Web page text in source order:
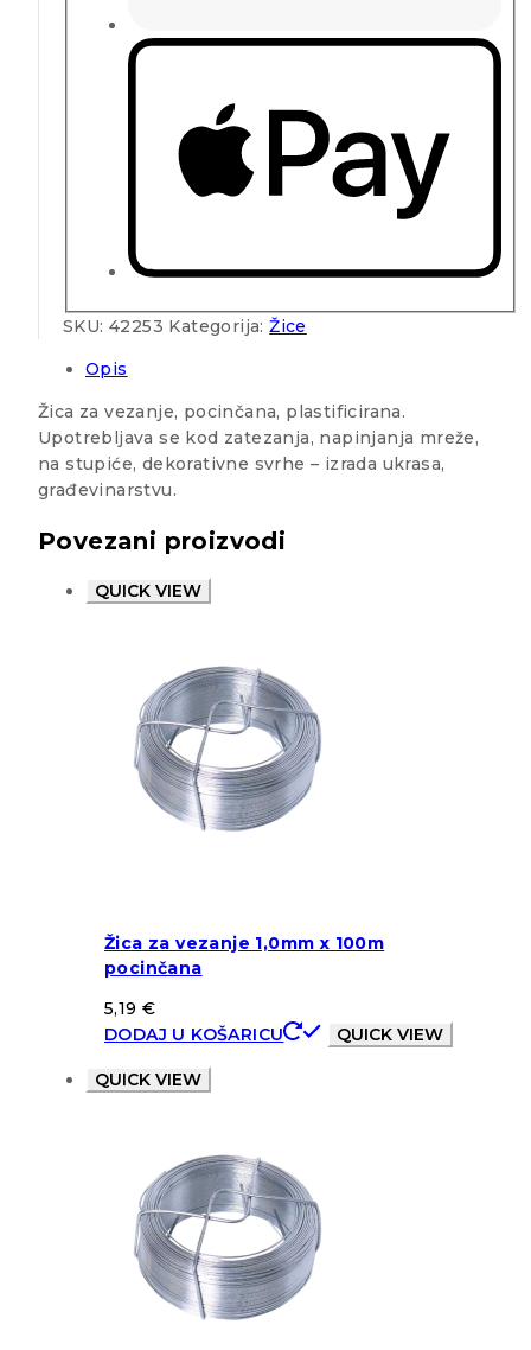
SKU: 42253 Kategorija:Žice
Opis
Žica za vezanje, pocinčana, plastificirana.
Upotrebljava se kod zatezanja, napinjanja mreže,
na stupiće, dekorativne svrhe – izrada ukrasa,
građevinarstvu.
Povezani proizvodi
QUICK VIEW
Žica za vezanje 1,0mm x 100m
pocinčana
5,19 €
DODAJ U KOŠARICU
QUICK VIEW
QUICK VIEW